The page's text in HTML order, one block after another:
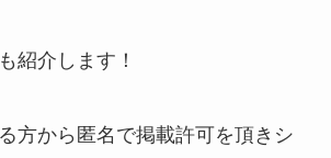
紹介します！
方から匿名で掲載許可を頂きシ